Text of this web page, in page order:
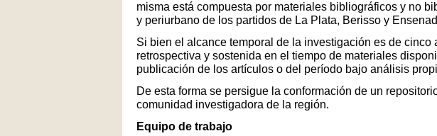
misma está compuesta por materiales bibliográficos y no
y periurbano de los partidos de La Plata, Berisso y
Si bien el alcance temporal de la investigación es de
retrospectiva y sostenida en el tiempo de materiales
publicación de los artículos o del período bajo análisis
De esta forma se persigue la conformación de un
comunidad investigadora de la región.
Equipo de trabajo